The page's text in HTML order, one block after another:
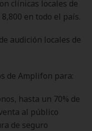
clínicas locales de
en todo el país.
audición locales de
de Amplifon para:
hasta un 70% de
al público
de seguro